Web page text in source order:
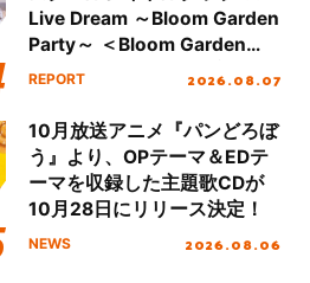
Live Dream ～Bloom Garden
Party～ ＜Bloom Garden
Party Stage／埼玉公演＞”
REPORT 2026.08.07
10月放送アニメ『パンどろぼ
う』より、OPテーマ＆EDテ
ーマを収録した主題歌CDが
10月28日にリリース決定！
NEWS 2026.08.06